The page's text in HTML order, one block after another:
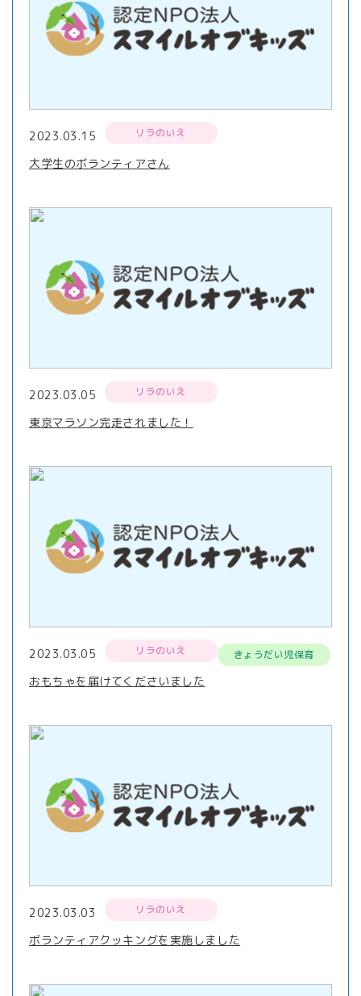
2023.03.15 リラのいえ
大学生のボランティアさん
2023.03.05 リラのいえ
東京マラソン完走されました！
2023.03.05 リラのいえ きょうだい児保育
おもちゃを届けてくださいました
2023.03.03 リラのいえ
ボランティアクッキングを実施しました